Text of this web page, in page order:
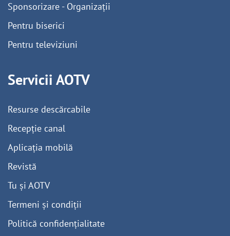
Sponsorizare - Organizații
Pentru biserici
Pentru televiziuni
Servicii AOTV
Resurse descărcabile
Recepție canal
Aplicația mobilă
Revistă
Tu și AOTV
Termeni și condiții
Politică confidențialitate